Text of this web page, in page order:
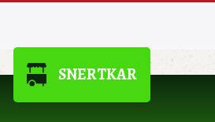
SNERTKAR